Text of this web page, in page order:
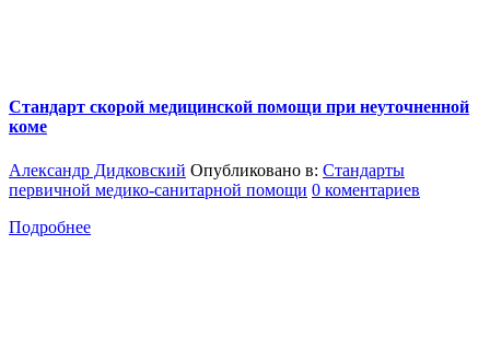
Стандарт скорой медицинской помощи при неуточненной
коме
Александр Дидковский Опубликовано в: Стандарты
первичной медико-санитарной помощи 0 коментариев
Подробнее